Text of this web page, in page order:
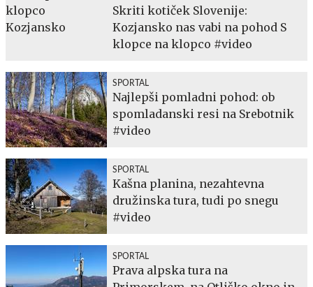
Skriti kotiček Slovenije:
Kozjansko nas vabi na pohod S
klopce na klopco #video
SPORTAL
Najlepši pomladni pohod: ob
spomladanski resi na Srebotnik
#video
SPORTAL
Kašna planina, nezahtevna
družinska tura, tudi po snegu
#video
SPORTAL
Prava alpska tura na